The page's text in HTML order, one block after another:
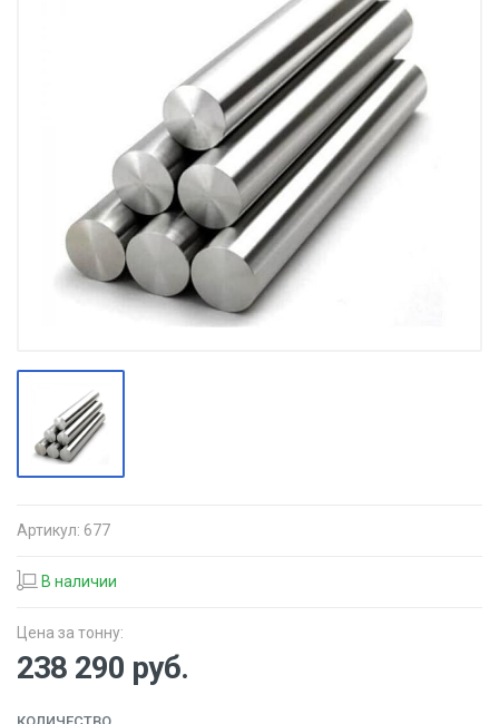
Артикул: 677
В наличии
Цена за тонну:
238 290 руб.